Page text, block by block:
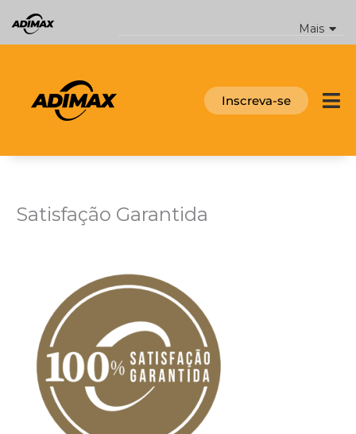
para
o
Mais
Inscreva-se
Satisfação Garantida